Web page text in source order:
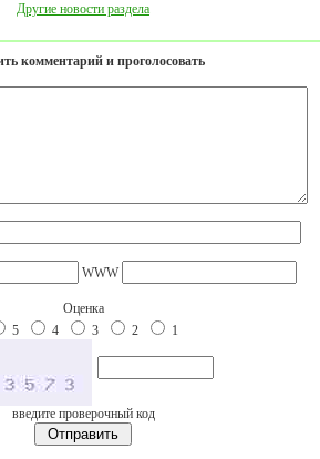
Другие новости раздела
комментарий и проголосовать
WWW
Оценка
5
4 3 2 1
введите проверочный код